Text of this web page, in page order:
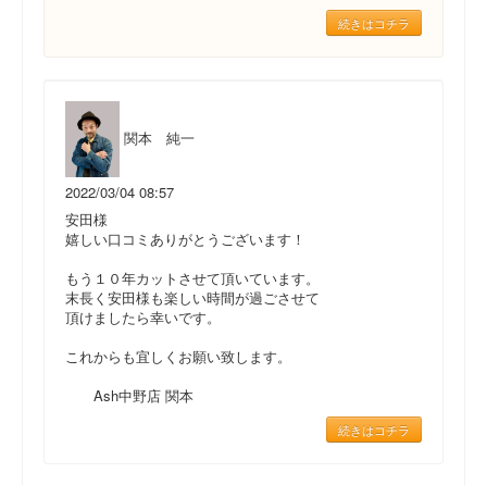
続きはコチラ
関本 純一
2022/03/04 08:57
安田様
嬉しい口コミありがとうございます！
もう１０年カットさせて頂いています。
末長く安田様も楽しい時間が過ごさせて
頂けましたら幸いです。
これからも宜しくお願い致します。
Ash中野店 関本
続きはコチラ